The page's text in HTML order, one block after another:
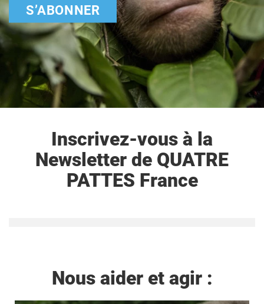
S’ABONNER
Inscrivez-vous à la
Newsletter de QUATRE
PATTES France
Nous aider et agir :